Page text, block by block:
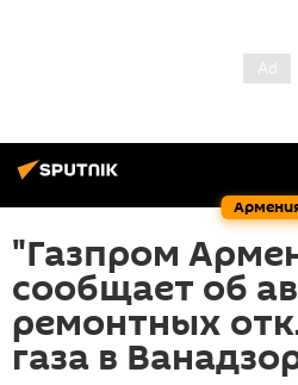
"Газпром
сообщает об
ремонтных
газа в